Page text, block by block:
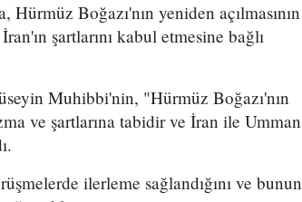
Boğazı'nın yeniden açılmasının
şartlarını kabul etmesine bağlı
Muhibbi'nin, "Hürmüz Boğazı'nın
ve şartlarına tabidir ve İran ile Umman
ilerleme sağlandığını ve bunun